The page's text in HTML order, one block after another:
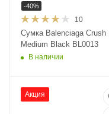
10
Сумка Balenciaga Crush
Medium Black BL0013
В наличии
-40%
Акция